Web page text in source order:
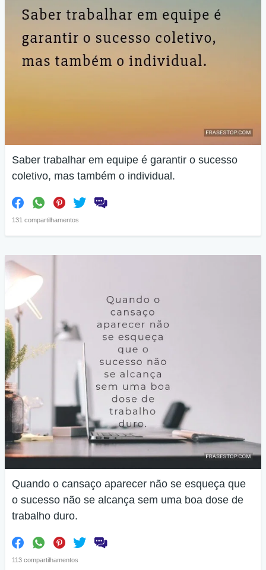
Saber trabalhar em equipe é garantir o sucesso
coletivo, mas também o individual.
131 compartilhamentos
Quando o cansaço aparecer não se esqueça que
o sucesso não se alcança sem uma boa dose de
trabalho duro.
113 compartilhamentos